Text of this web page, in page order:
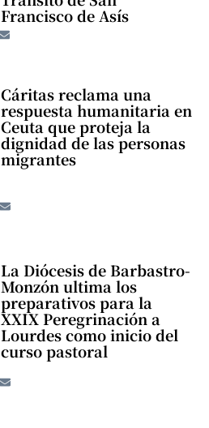
Francisco de Asís
Cáritas reclama una
respuesta humanitaria en
Ceuta que proteja la
dignidad de las personas
migrantes
La Diócesis de Barbastro-
Monzón ultima los
preparativos para la
XXIX Peregrinación a
Lourdes como inicio del
curso pastoral